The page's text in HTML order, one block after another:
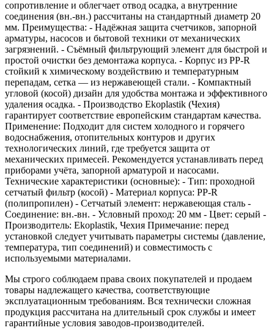
сопротивление и облегчает отвод осадка, а внутренние
соединения (вн.-вн.) рассчитаны на стандартный диаметр 20
мм. Преимущества: - Надёжная защита счетчиков, запорной
арматуры, насосов и бытовой техники от механических
загрязнений. - Съёмный фильтрующий элемент для быстрой и
простой очистки без демонтажа корпуса. - Корпус из PP‑R
стойкий к химическому воздействию и температурным
перепадам, сетка — из нержавеющей стали. - Компактный
угловой (косой) дизайн для удобства монтажа и эффективного
удаления осадка. - Производство Ekoplastik (Чехия)
гарантирует соответствие европейским стандартам качества.
Применение: Подходит для систем холодного и горячего
водоснабжения, отопительных контуров и других
технологических линий, где требуется защита от
механических примесей. Рекомендуется устанавливать перед
приборами учёта, запорной арматурой и насосами.
Технические характеристики (основные): - Тип: проходной
сетчатый фильтр (косой) - Материал корпуса: PP‑R
(полипропилен) - Сетчатый элемент: нержавеющая сталь -
Соединение: вн.-вн. - Условный проход: 20 мм - Цвет: серый -
Производитель: Ekoplastik, Чехия Примечание: перед
установкой следует учитывать параметры системы (давление,
температура, тип соединений) и совместимость с
используемыми материалами.
Мы строго соблюдаем права своих покупателей и продаем
товары надлежащего качества, соответствующие
эксплуатационным требованиям. Вся технически сложная
продукция рассчитана на длительный срок службы и имеет
гарантийные условия заводов-производителей.